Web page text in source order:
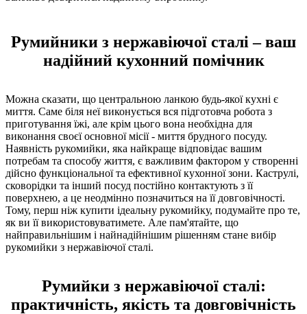
Румийники з нержавіючої сталі – ваш
надійний кухонний помічник
Можна сказати, що центральною ланкою будь-якої кухні є
миття. Саме біля неї виконується вся підготовча робота з
приготування їжі, але крім цього вона необхідна для
виконання своєї основної місії - миття брудного посуду.
Наявність рукомийки, яка найкраще відповідає вашим
потребам та способу життя, є важливим фактором у створенні
дійсно функціональної та ефективної кухонної зони. Каструлі,
сковорідки та інший посуд постійно контактують з її
поверхнею, а це неодмінно позначиться на її довговічності.
Тому, перш ніж купити ідеальну рукомийку, подумайте про те,
як ви її використовуватимете. Але пам'ятайте, що
найправильнішим і найнадійнішим рішенням стане вибір
рукомийки з нержавіючої сталі.
Румийки з нержавіючої сталі:
практичність, якість та довговічність